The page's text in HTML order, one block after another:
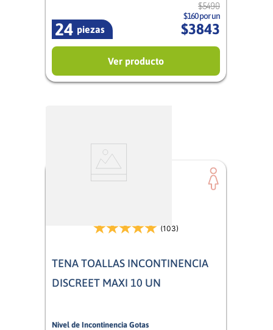
piezas
24
$5490
$160 por un
$3843
Ver producto
(103)
TENA TOALLAS INCONTINENCIA
DISCREET MAXI 10 UN
Nivel de Incontinencia Gotas